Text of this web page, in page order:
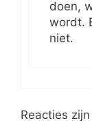
doen,
wordt.
niet.
Reacties